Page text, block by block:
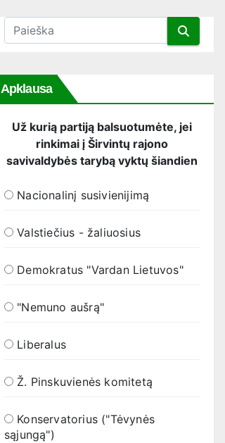
Apklausa
Už kurią partiją balsuotumėte, jei
rinkimai į Širvintų rajono
savivaldybės tarybą vyktų šiandien
Nacionalinį susivienijimą
Valstiečius - žaliuosius
Demokratus "Vardan Lietuvos"
"Nemuno aušrą"
Liberalus
Ž. Pinskuvienės komitetą
Konservatorius ("Tėvynės
sąjungą")